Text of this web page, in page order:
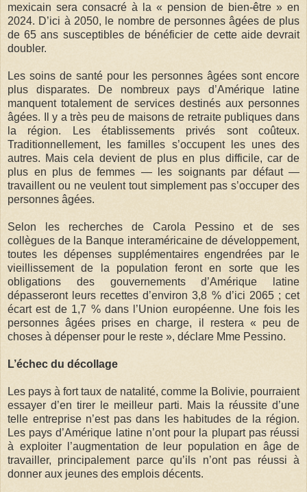
mexicain sera consacré à la « pension de bien-être » en
2024. D’ici à 2050, le nombre de personnes âgées de plus
de 65 ans susceptibles de bénéficier de cette aide devrait
doubler.
Les soins de santé pour les personnes âgées sont encore
plus disparates. De nombreux pays d’Amérique latine
manquent totalement de services destinés aux personnes
âgées. Il y a très peu de maisons de retraite publiques dans
la région. Les établissements privés sont coûteux.
Traditionnellement, les familles s’occupent les unes des
autres. Mais cela devient de plus en plus difficile, car de
plus en plus de femmes — les soignants par défaut —
travaillent ou ne veulent tout simplement pas s’occuper des
personnes âgées.
Selon les recherches de Carola Pessino et de ses
collègues de la Banque interaméricaine de développement,
toutes les dépenses supplémentaires engendrées par le
vieillissement de la population feront en sorte que les
obligations des gouvernements d’Amérique latine
dépasseront leurs recettes d’environ 3,8 % d’ici 2065 ; cet
écart est de 1,7 % dans l’Union européenne. Une fois les
personnes âgées prises en charge, il restera « peu de
choses à dépenser pour le reste », déclare Mme Pessino.
L’échec du décollage
Les pays à fort taux de natalité, comme la Bolivie, pourraient
essayer d’en tirer le meilleur parti. Mais la réussite d’une
telle entreprise n’est pas dans les habitudes de la région.
Les pays d’Amérique latine n’ont pour la plupart pas réussi
à exploiter l’augmentation de leur population en âge de
travailler, principalement parce qu’ils n’ont pas réussi à
donner aux jeunes des emplois décents.